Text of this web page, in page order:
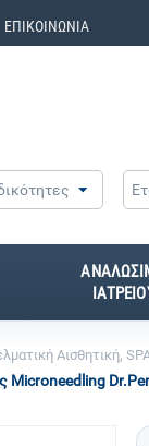
ΕΠΙΚΟΙΝΩΝΙΑ
Αισθητική,